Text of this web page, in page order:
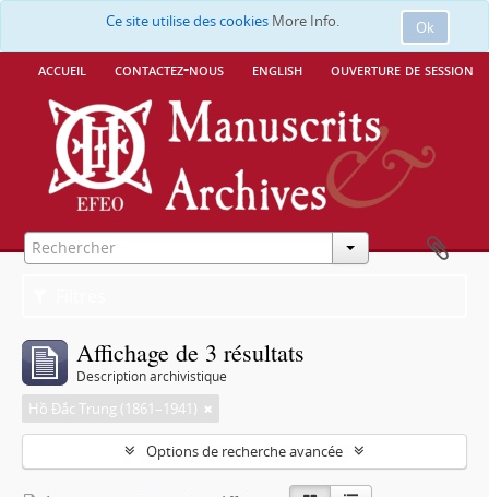
Ok
Ce site utilise des cookies More Info.
accueil contactez-nous english ouverture de session
Affichage de 3 résultats
Description archivistique
Hồ Đắc Trung (1861–1941)
Options de recherche avancée